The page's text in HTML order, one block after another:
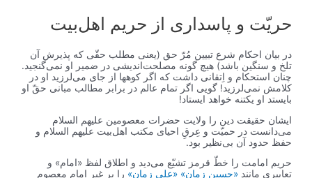
حریّت و پاسداری از حریم اهل‌بیت
در بیان احکام شرع تبیین مُرّ حق (یعنی مطلب حقّی که پذیرش آن
تلخ و سنگین باشد) هیچ گونه مصلحت‌اندیشی در ضمیر او نمی‌گنجید.
چنان استحکام و اِتقانی داشت که اگر کوه‏ها از جاى می‌لرزید او در
کلامش نمی‌لرزید! گویی اگر تمام عالم در برابر مطالب مبانى حقّ او
بایستد او یک‏تنه خواهد ایستاد!
ایشان حقیقت دین را ولایت حضرات معصومین علیهم السلام
می‌دانست در حمیّت و عِرقِ احیای مکتب اهل‌بیت علیهم السلام و
حفظ حدود آن بی‌نظیر بود.
حریم امامت را خطّ قرمز تشیّع می‌دید و اطلاق لفظ «امام» و
تعابیری مانند«حسینِ زمان» «علیِ زمان» را بر غیر امام معصوم